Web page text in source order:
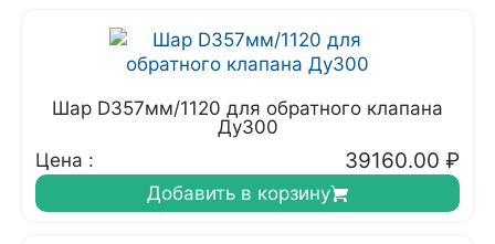
Шар D357мм/1120 для обратного клапана
Ду300
Цена :
39160.00 ₽
Добавить в корзину